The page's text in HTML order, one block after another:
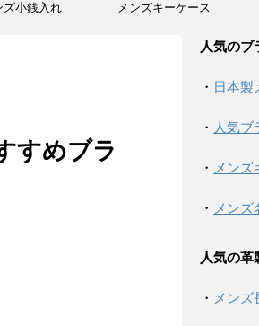
ズ小銭入れ メンズキーケース
すめブラ
人気のブ
・ 日本製
・ 人気ブ
・ メン
・ メン
人気の革
・ メンズ